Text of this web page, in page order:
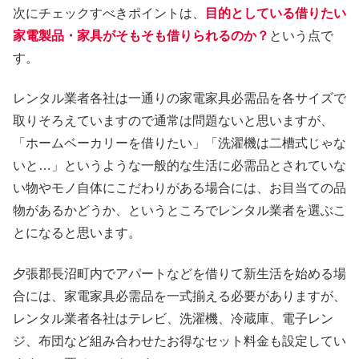
次にチェックすべきポイントは、
目的としている借りたい
家電製品・家具がそもそも借りられるのか？ という点で
す。
レンタル業者各社は一通りの家電家具必需品を各サイズで
取りそろえていますので通常は問題ないと思いますが、
「ホームベーカリーを借りたい」「洗濯機は二槽式じゃな
いと…」というような一般的な生活に必需品とされていな
い物やモノ自体にこだわりがある場合には、お目当ての品
物があるかどうか、というところでレンタル業者を選ぶこ
とになると思います。
夕張郡長沼町内でアパートなどを借りて新生活を始める場
合には、家電家具必需品を一式揃える必要がありますが、
レンタル業者各社はテレビ、洗濯機、冷蔵庫、電子レン
ジ、布団など組み合わせたお得なセット料金も設定してい